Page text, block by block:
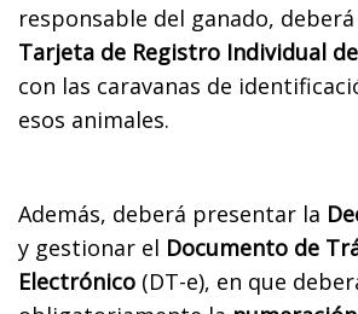
responsable del ganado,
Tarjeta de Registro Individual
con las caravanas de
esos animales.
Además, deberá presentar la
y gestionar el Documento de
Electrónico (DT-e), en que